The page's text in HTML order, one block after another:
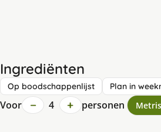
Ingrediënten
Op boodschappenlijst Plan in
Voor − 4 + personen